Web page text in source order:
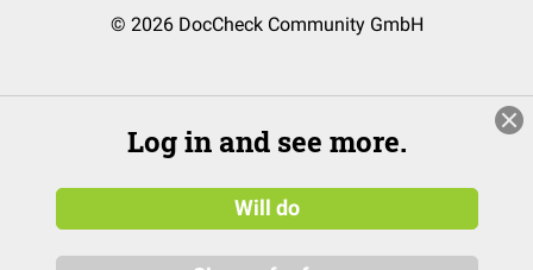
© 2026 DocCheck Community GmbH
Log in and see more.
Will do